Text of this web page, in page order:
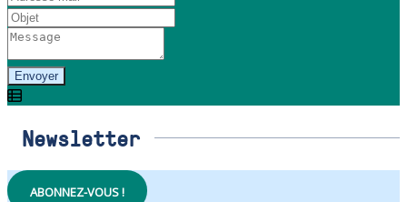
Envoyer
Newsletter
ABONNEZ-VOUS !